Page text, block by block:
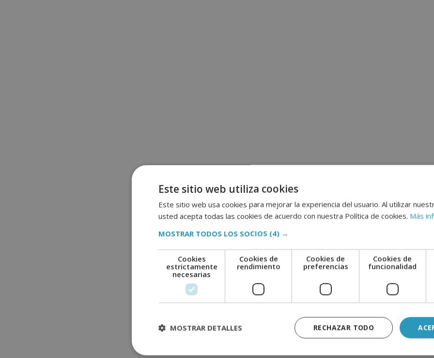
Este sitio web utiliza cookies
Este sitio web usa cookies para mejorar la experiencia del usuario. Al utilizar
usted acepta todas las cookies de acuerdo con nuestra Política de cookies. Más
MOSTRAR TODOS LOS SOCIOS (4) →
Cookies
estrictamente
necesarias
Cookies de
rendimiento
Cookies de
preferencias
Cookies de
funcionalidad
RECHAZAR TODO
MOSTRAR DETALLES